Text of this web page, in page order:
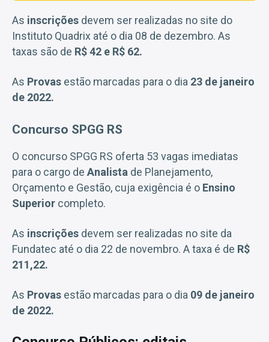
As inscrições devem ser realizadas no site do
Instituto Quadrix até o dia 08 de dezembro. As
taxas são de R$ 42 e R$ 62.
As Provas estão marcadas para o dia 23 de janeiro
de 2022.
Concurso SPGG RS
O concurso SPGG RS oferta 53 vagas imediatas
para o cargo de Analista de Planejamento,
Orçamento e Gestão, cuja exigência é o Ensino
Superior completo.
As inscrições devem ser realizadas no site da
Fundatec até o dia 22 de novembro. A taxa é de R$
211,22.
As Provas estão marcadas para o dia 09 de janeiro
de 2022.